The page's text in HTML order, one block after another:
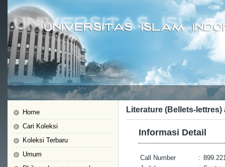
Home
Cari Koleksi
Koleksi Terbaru
Umum
Literature (Bellets-
Informasi Detail
Call Number :